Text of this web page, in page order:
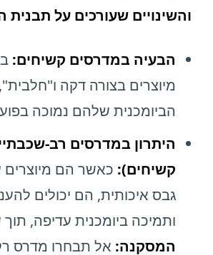
והשינויים שעורכים על תבנית
הבעיה במדרסים קשיחים:
מיוצרים בצורה דקה
הביומכנית שלהם נמוכה
היתרון במדרסים רב-
קשיחים): כאשר הם
גבס איכותית, הם יכולים
ותמיכה ביומכנית עדיפה,
המסקנה: אל תבחרו מדרס